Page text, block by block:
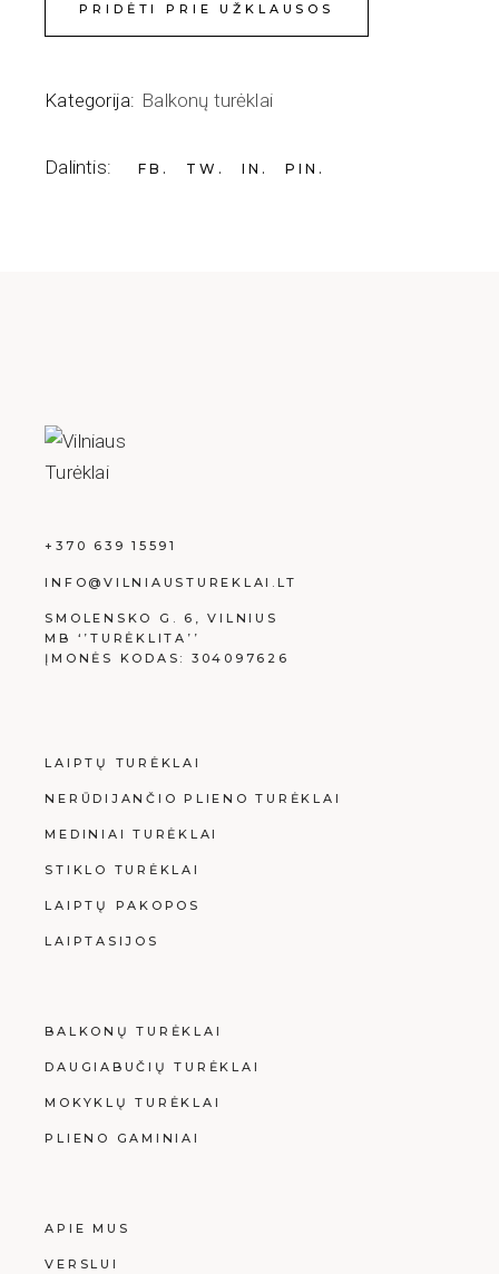
PRIDĖTI PRIE UŽKLAUSOS
Kategorija: Balkonų turėklai
Dalintis: FB TW IN PIN
+370 639 15591
INFO@VILNIAUSTUREKLAI.LT
SMOLENSKO G. 6, VILNIUS
MB ‘’TURĖKLITA’’
ĮMONĖS KODAS: 304097626
LAIPTŲ TURĖKLAI
NERŪDIJANČIO PLIENO TURĖKLAI
MEDINIAI TURĖKLAI
STIKLO TURĖKLAI
LAIPTŲ PAKOPOS
LAIPTASIJOS
BALKONŲ TURĖKLAI
DAUGIABUČIŲ TURĖKLAI
MOKYKLŲ TURĖKLAI
PLIENO GAMINIAI
APIE MUS
VERSLUI